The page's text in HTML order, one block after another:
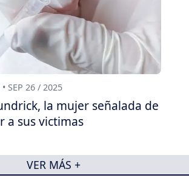
SEP 26 / 2025
la mujer señalada de
a sus victimas
VER MÁS +